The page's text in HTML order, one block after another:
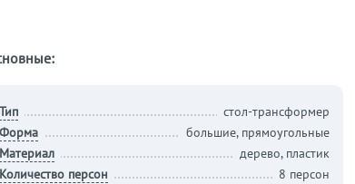
Тип
стол-трансформер
Форма
большие, прямоугольные
Материал
дерево, пластик
Количество персон
8 персон